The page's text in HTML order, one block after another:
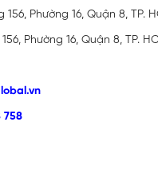
Phường 16, Quận 8, TP.
Phường 16, Quận 8, TP.
758